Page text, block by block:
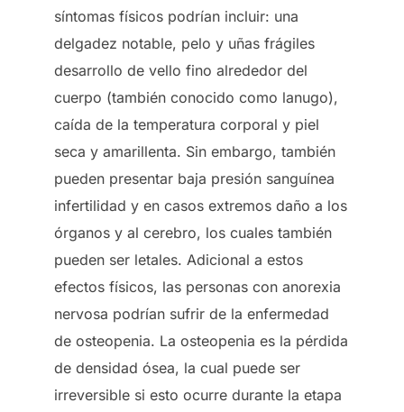
síntomas físicos podrían incluir: una
delgadez notable, pelo y uñas frágiles
desarrollo de vello fino alrededor del
cuerpo (también conocido como lanugo),
caída de la temperatura corporal y piel
seca y amarillenta. Sin embargo, también
pueden presentar baja presión sanguínea
infertilidad y en casos extremos daño a los
órganos y al cerebro, los cuales también
pueden ser letales. Adicional a estos
efectos físicos, las personas con anorexia
nervosa podrían sufrir de la enfermedad
de osteopenia. La osteopenia es la pérdida
de densidad ósea, la cual puede ser
irreversible si esto ocurre durante la etapa